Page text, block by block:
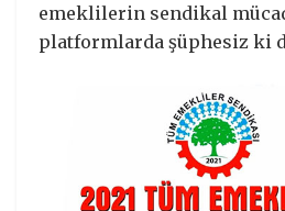
emeklilerin sendikal
platformlarda şüphesiz ki